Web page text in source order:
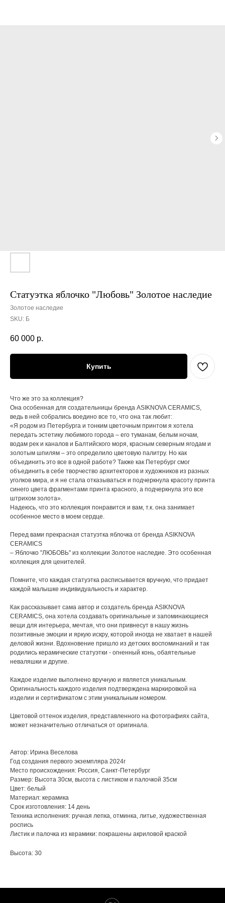
Статуэтка яблочко "Любовь" Золотое наследие
Золотое наследие
SKU: Б
60 000 р.
Купить
Что же это за коллекция?
Она особенная для создательницы бренда ASIKNOVA CERAMICS,
ведь в ней собрались воедино все то, что она так любит:
«Я родом из Петербурга и тонким цветочным принтом я хотела
передать эстетику любимого города – его туманам, белым ночам,
водам рек и каналов и Балтийского моря, красным северным ягодам и
золотым шпилям – это определило цветовую палитру. Но как
объединить это все в одной работе? Также как Петербург смог
объединить в себе творчество архитекторов и художников из разных
уголков мира, и я не стала отказываться и подчеркнула красоту принта
синего цвета фрагментами принта красного, а подчеркнула это все
штрихом золота».
Надеюсь, что это коллекция понравится и вам, т.к. она занимает
особенное место в моем сердце.
Перед вами прекрасная статуэтка яблочка от бренда ASIKNOVA
CERAMICS
– Яблочко "ЛЮБОВЬ" из коллекции Золотое наследие. Это особенная
коллекция для ценителей.
Помните, что каждая статуэтка расписывается вручную, что придает
каждой малышке индивидуальность и характер.
Как рассказывает сама автор и создатель бренда ASIKNOVA
CERAMICS, она хотела создавать оригинальные и запоминающиеся
вещи для интерьера, мечтая, что они привнесут в нашу жизнь
позитивные эмоции и яркую искру, которой иногда не хватает в нашей
деловой жизни. Вдохновение пришло из детских воспоминаний и так
родились керамические статуэтки - огненный конь, обаятельные
неваляшки и другие.
Каждое изделие выполнено вручную и является уникальным.
Оригинальность каждого изделия подтверждена маркировкой на
изделии и сертификатом с этим уникальным номером.
Цветовой оттенок изделия, представленного на фотографиях сайта,
может незначительно отличаться от оригинала.
Автор: Ирина Веселова
Год создания первого экземпляра 2024г
Место происхождения: Россия, Санкт-Петербург
Размер: Высота 30см, высота с листиком и палочкой 35см
Цвет: белый
Материал: керамика
Срок изготовления: 14 день
Техника исполнения: ручная лепка, отминка, литье, художественная
роспись
Листик и палочка из керамики: покрашены акриловой краской
Высота: 30